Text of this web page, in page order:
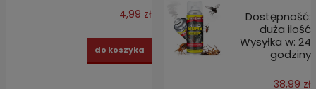
4,99 zł
do koszyka
Dostępność:
duża ilość
Wysyłka w: 24
godziny
38,99 zł